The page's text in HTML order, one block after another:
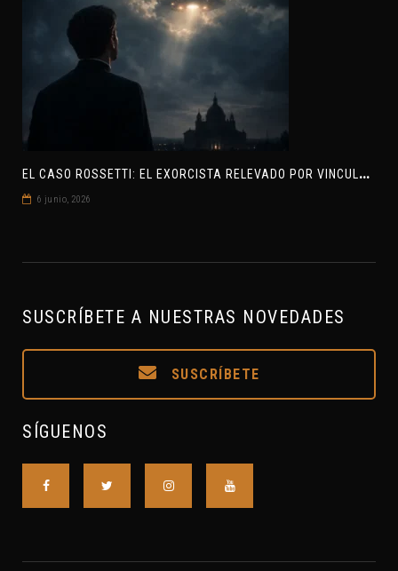
E
L CASO ROSSETTI: EL EXORCISTA RELEVADO POR VINCULAR OVNIS Y DEMONIOS
6 junio, 2026
SUSCRÍBETE A NUESTRAS NOVEDADES
SUSCRÍBETE
SÍGUENOS